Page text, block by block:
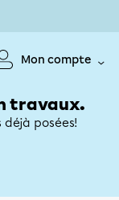
Mon compte
travaux.
posées!